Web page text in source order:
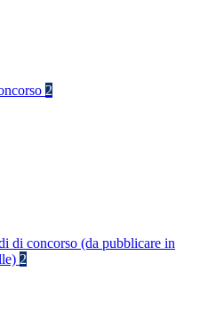
2
di concorso (da pubblicare in
2